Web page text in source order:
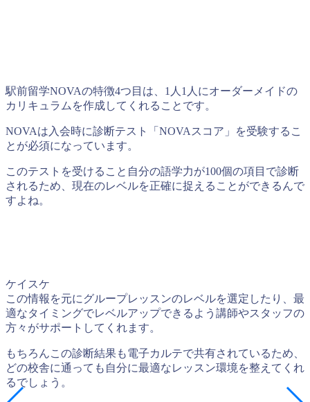
駅前留学NOVAの特徴4つ目は、1人1人にオーダーメイドの
カリキュラムを作成してくれることです。
NOVAは入会時に診断テスト「NOVAスコア」を受験するこ
とが必須になっています。
このテストを受けること自分の語学力が100個の項目で診断
されるため、現在のレベルを正確に捉えることができるんで
すよね。
ケイスケ
この情報を元にグループレッスンのレベルを選定したり、最
適なタイミングでレベルアップできるよう講師やスタッフの
方々がサポートしてくれます。
もちろんこの診断結果も電子カルテで共有されているため、
どの校舎に通っても自分に最適なレッスン環境を整えてくれ
るでしょう。